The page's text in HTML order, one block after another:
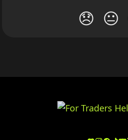
😞 😐